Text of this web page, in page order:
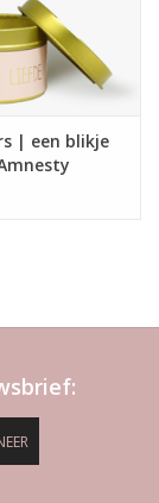
| een blikje